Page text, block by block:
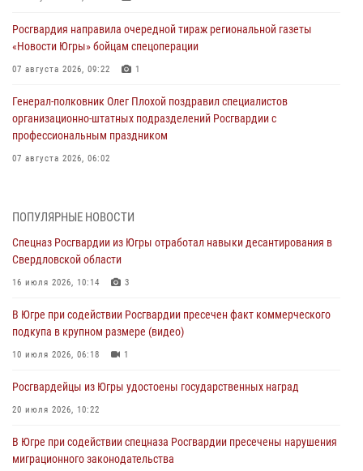
Росгвардия направила очередной тираж региональной газеты
«Новости Югры» бойцам спецоперации
07 августа 2026, 09:22 1
Генерал-полковник Олег Плохой поздравил специалистов
организационно-штатных подразделений Росгвардии с
профессиональным праздником
07 августа 2026, 06:02
Военнослужащие Росгвардии сбили дрон-разведчик ВСУ на южном
направлении
Офицеры Росгвардии и ветераны войск правопорядка почтили
память генерала армии Ивана Кирилловича Яковлева
В Югре при силовой поддержке ОМОН Росгвардии задержаны
06 августа 2026, 09:07 2 1
ПОПУЛЯРНЫЕ НОВОСТИ
Спецназ Росгвардии из Югры отработал навыки десантирования в
Свердловской области
16 июля 2026, 10:14 3
В Югре при содействии Росгвардии пресечен факт коммерческого
подкупа в крупном размере (видео)
10 июля 2026, 06:18 1
Росгвардейцы из Югры удостоены государственных наград
20 июля 2026, 10:22
В Югре при содействии спецназа Росгвардии пресечены нарушения
миграционного законодательства